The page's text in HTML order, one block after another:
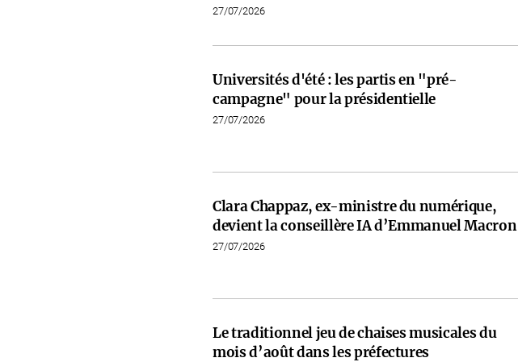
27/07/2026
Universités d'été : les partis en "pré-
campagne" pour la présidentielle
27/07/2026
Clara Chappaz, ex-ministre du numérique,
devient la conseillère IA d’Emmanuel Macron
27/07/2026
Le traditionnel jeu de chaises musicales du
mois d’août dans les préfectures